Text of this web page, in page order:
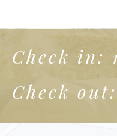
Check in:
Check